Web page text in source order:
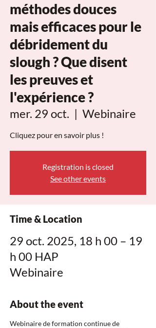
méthodes douces
mais efficaces pour le
débridement du
slough ? Que disent
les preuves et
l'expérience ?
mer. 29 oct.
  |
Webinaire
Cliquez pour en savoir plus !
Registration is closed
See other events
Time & Location
29 oct. 2025, 18 h 00 – 19
h 00 HAP
Webinaire
About the event
Webinaire de formation continue de